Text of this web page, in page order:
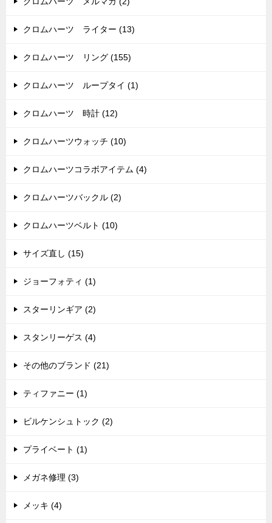
クロムハーツ ライター (13)
クロムハーツ リング (155)
クロムハーツ ループタイ (1)
クロムハーツ 時計 (12)
クロムハーツウォッチ (10)
クロムハーツコラボアイテム (4)
クロムハーツバックル (2)
クロムハーツベルト (10)
サイズ直し (15)
ジョーフォティ (1)
スターリンギア (2)
スタンリーゲス (4)
その他のブランド (21)
ティファニー (1)
ビルケンシュトック (2)
プライベート (1)
メガネ修理 (3)
メッキ (4)